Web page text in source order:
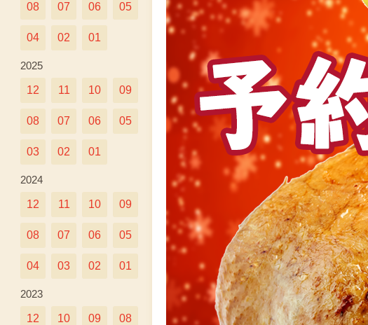
08 07 06 05
04 02 01
2025
12 11 10 09
08 07 06 05
03 02 01
2024
12 11 10 09
08 07 06 05
04 03 02 01
2023
12 10 09 08